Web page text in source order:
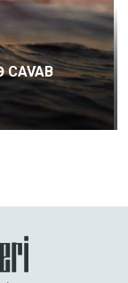
CAVAB